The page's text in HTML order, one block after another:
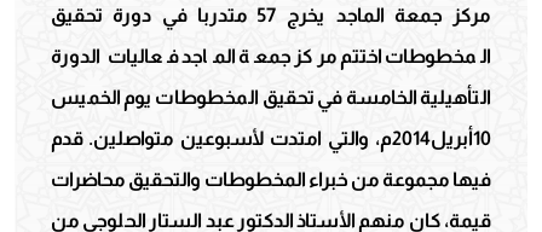
مركز جمعة الماجد يخرج 57 متدربا في دورة تحقيق
المخطوطات اختتم مركز جمعة الماجد فعاليات الدورة
التأهيلية الخامسة في تحقيق المخطوطات يوم الخميس
10أبريل2014م، والتي امتدت لأسبوعين متواصلين. قدم
فيها مجموعة من خبراء المخطوطات والتحقيق محاضرات
قيمة، كان منهم الأستاذ الدكتور عبد الستار الحلوجي من